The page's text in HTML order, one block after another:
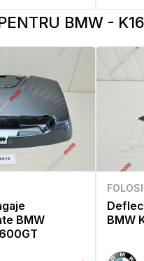
BMW -
BMW
BMW